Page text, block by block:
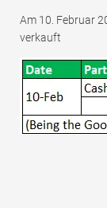
Am 10. Februar
verkauft